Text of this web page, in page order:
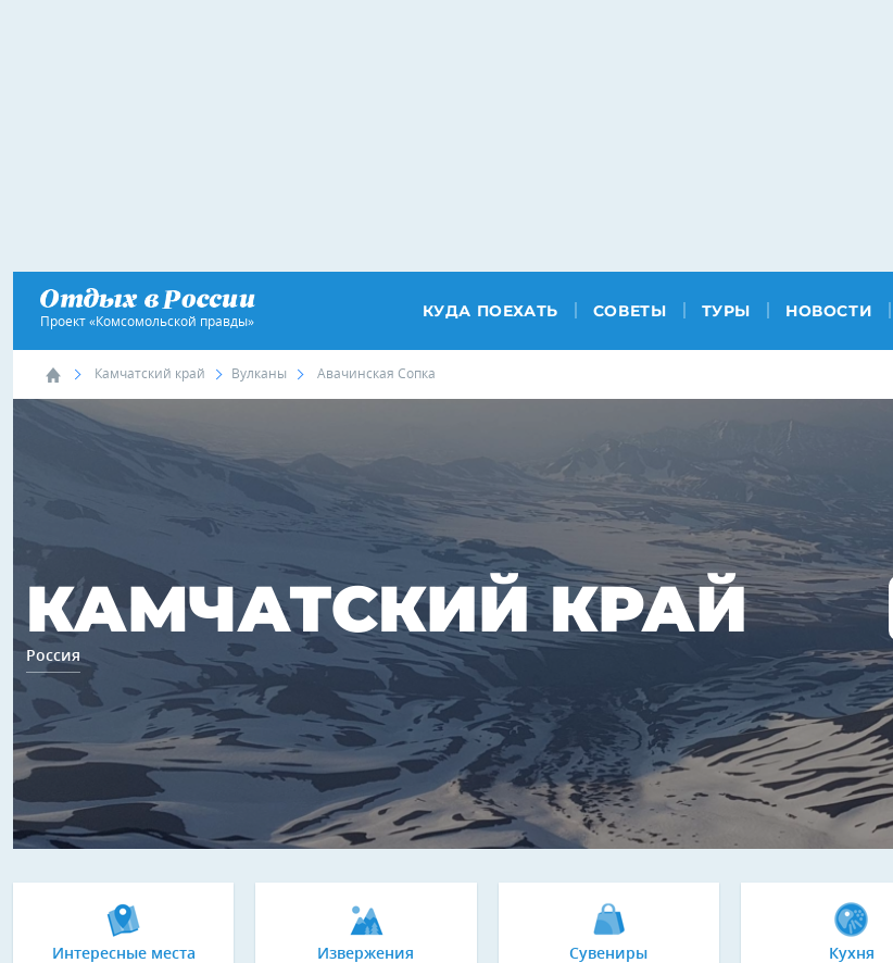
Проект «Комсомольской правды»
КУДА ПОЕХАТЬ СОВЕТЫ ТУРЫ НОВОСТИ
Камчатский край Вулканы Авачинская Сопка
КАМЧАТСКИЙ КРАЙ
Россия
Интересные места Извержения Сувениры Кухня